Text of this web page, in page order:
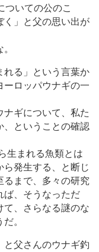
ついての公のこ
く」と父の思い出が
れる」という言葉か
ーロッパウナギの一
ギについて、私た
、ということの確認
生まれる魚類とは
発生する、と断じ
るまで、多々の研究
ば、そうなっただ
、さらなる謎のな
。
父さんのウナギ釣